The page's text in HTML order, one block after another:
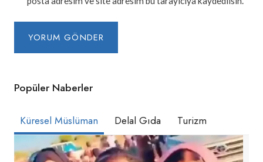
Popüler Naberler
Küresel Müslüman Delal Gıda Turizm